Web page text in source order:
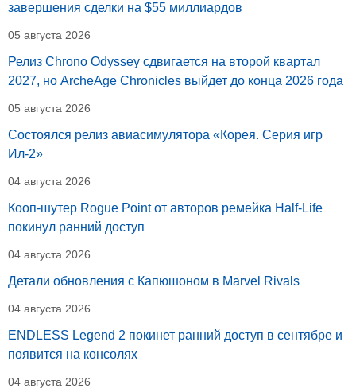
завершения сделки на $55 миллиардов
05 августа 2026
Релиз Chrono Odyssey сдвигается на второй квартал
2027, но ArcheAge Chronicles выйдет до конца 2026 года
05 августа 2026
Состоялся релиз авиасимулятора «Корея. Серия игр
Ил-2»
04 августа 2026
Кооп-шутер Rogue Point от авторов ремейка Half-Life
покинул ранний доступ
04 августа 2026
Детали обновления с Капюшоном в Marvel Rivals
04 августа 2026
ENDLESS Legend 2 покинет ранний доступ в сентябре и
появится на консолях
04 августа 2026